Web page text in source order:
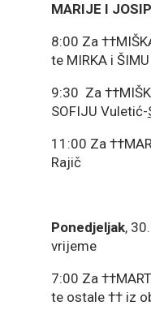
MARIJE I
8:00 Za
te MIRKA i
9:30 Za
SOFIJU Vuletić-
11:00 Za
Rajič
Ponedjeljak,
vrijeme
7:00 Za
te ostale †† iz